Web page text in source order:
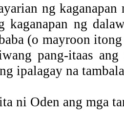
ng
kaganapan ng
(o mayroon
pang-itaas
ipalagay na
ni Oden ang mga